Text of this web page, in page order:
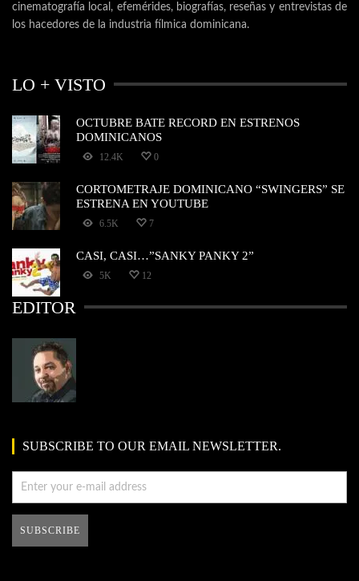
cinematografía local, efemérides, biografías, reseñas y entrevistas de
los hacedores de la industria fílmica dominicana.
LO + VISTO
OCTUBRE BATE RECORD EN ESTRENOS
DOMINICANOS
12.4K 0
CORTOMETRAJE DOMINICANO “SWINGERS” SE
ESTRENA EN YOUTUBE
6.5K 7
CASI, CASI…”SANKY PANKY 2”
5K 12
EDITOR
SUBSCRIBE TO OUR EMAIL NEWSLETTER.